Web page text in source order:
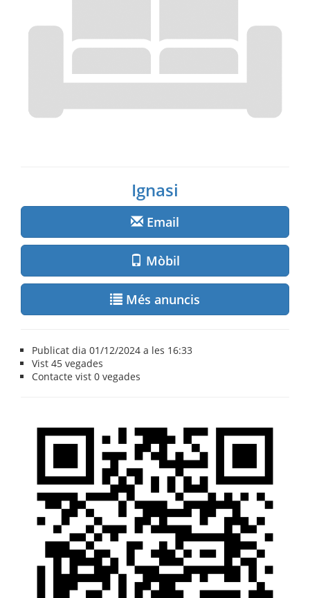
Ignasi
Email
Mòbil
Més anuncis
Publicat dia 01/12/2024 a les 16:33
Vist45 vegades
Contacte vist0 vegades